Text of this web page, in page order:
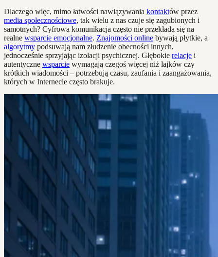
Dlaczego więc, mimo łatwości nawiązywania kontaktów przez
media społecznościowe, tak wielu z nas czuje się zagubionych i
samotnych? Cyfrowa komunikacja często nie przekłada się na
realne wsparcie emocjonalne. Znajomości online bywają płytkie, a
algorytmy podsuwają nam złudzenie obecności innych,
jednocześnie sprzyjając izolacji psychicznej. Głębokie relacje i
autentyczne wsparcie wymagają czegoś więcej niż lajków czy
krótkich wiadomości – potrzebują czasu, zaufania i zaangażowania,
których w Internecie często brakuje.